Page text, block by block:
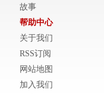
故事
帮助中心
关于我们
RSS订阅
网站地图
加入我们